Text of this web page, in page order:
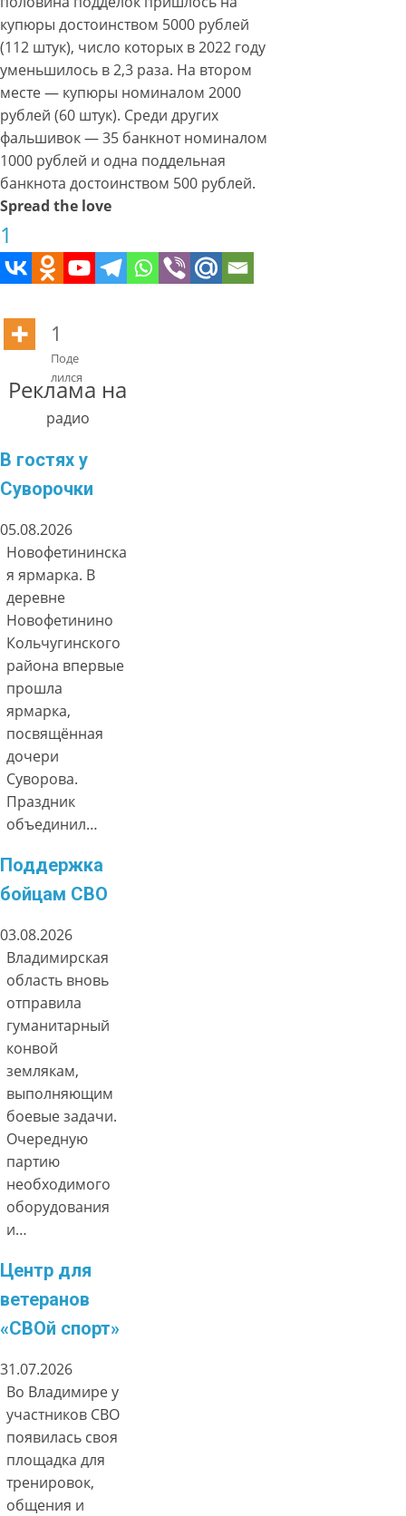
купюры достоинством 5000 рублей
(112 штук), число которых в 2022 году
уменьшилось в 2,3 раза. На втором
месте — купюры номиналом 2000
рублей (60 штук). Среди других
фальшивок — 35 банкнот номиналом
1000 рублей и одна поддельная
банкнота достоинством 500 рублей.
Spread the love
1
1
Поде
лился
Реклама на
радио
В гостях у
Суворочки
05.08.2026
Новофетининска
я ярмарка. В
деревне
Новофетинино
Кольчугинского
района впервые
прошла
ярмарка,
посвящённая
дочери
Суворова.
Праздник
объединил…
Поддержка
бойцам СВО
03.08.2026
Владимирская
область вновь
отправила
гуманитарный
конвой
землякам,
выполняющим
боевые задачи.
Очередную
партию
необходимого
оборудования
и…
Центр для
ветеранов
«СВОй спорт»
31.07.2026
Во Владимире у
участников СВО
появилась своя
площадка для
тренировок,
общения и